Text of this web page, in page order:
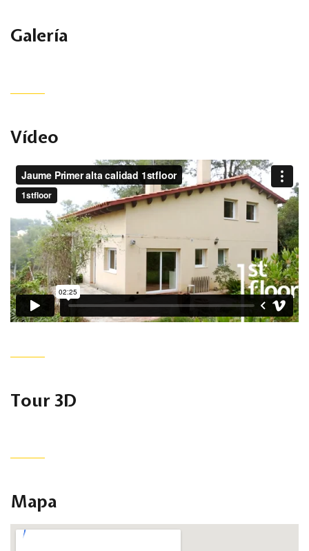
Galería
Vídeo
Tour 3D
Mapa